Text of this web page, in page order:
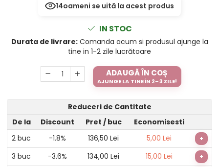
14oameni se uită la acest produs
IN STOC
Durata de livrare:Comanda acum si produsul ajunge la
tine in 1-2 zile lucrătoare
ADAUGĂ ÎN COȘ
AJUNGE LA TINE ÎN 2–3 ZILE!
Reduceri de Cantitate
De la
Discount Pret / buc
Economisesti
2 buc -1.8% 136,50 Lei 5,00 Lei +
3 buc -3.6% 134,00 Lei 15,00 Lei +